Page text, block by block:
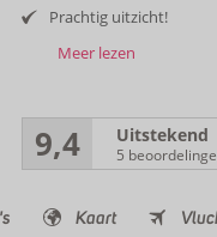
Prachtig uitzicht!
Meer lezen
9,4 Uitstekend
5
Kaart